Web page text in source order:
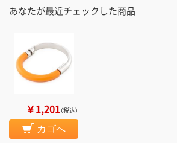
あなたが最近チェックした商品
￥1,201（税込）
カゴへ